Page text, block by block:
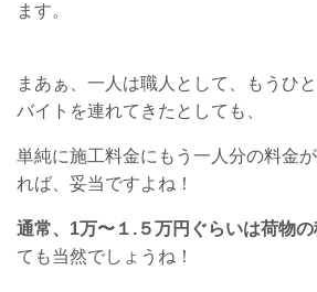
ます。
まあぁ、一人は職人として、もうひ
バイトを連れてきたとしても、
単純に施工料金にもう一人分の料金
れば、妥当ですよね！
通常、1万〜１.５万円ぐらいは荷物
ても当然でしょうね！